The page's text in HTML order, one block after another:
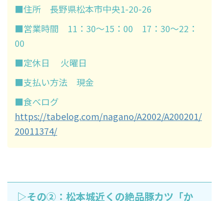
■住所 長野県松本市中央1-20-26
■営業時間 11：30～15：00 17：30～22：
00
■定休日 火曜日
■支払い方法 現金
■食べログ
https://tabelog.com/nagano/A2002/A200201/
20011374/
▷その②：松本城近くの絶品豚カツ「か